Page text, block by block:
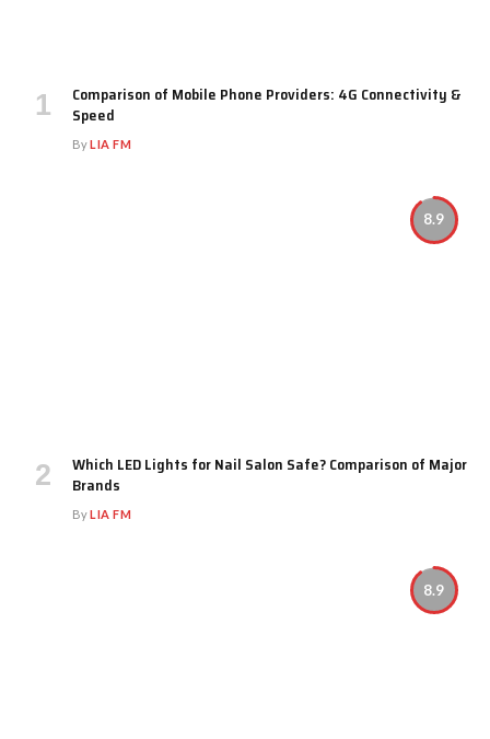
Comparison of Mobile Phone Providers: 4G Connectivity &
Speed
ByLIA FM
8.9
Which LED Lights for Nail Salon Safe? Comparison of Major
Brands
ByLIA FM
8.9